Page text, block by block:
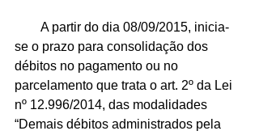
se o prazo para consolidação dos
débitos no pagamento ou no
parcelamento que trata o art. 2º da Lei
nº 12.996/2014, das modalidades
“Demais débitos administrados pela